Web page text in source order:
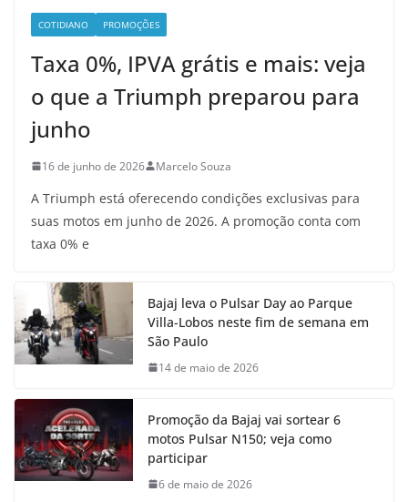
COTIDIANO PROMOÇÕES
Taxa 0%, IPVA grátis e mais: veja
o que a Triumph preparou para
junho
16 de junho de 2026 Marcelo Souza
A Triumph está oferecendo condições exclusivas para
suas motos em junho de 2026. A promoção conta com
taxa 0% e
Bajaj leva o Pulsar Day ao Parque
Villa-Lobos neste fim de semana em
São Paulo
14 de maio de 2026
Promoção da Bajaj vai sortear 6
motos Pulsar N150; veja como
participar
6 de maio de 2026